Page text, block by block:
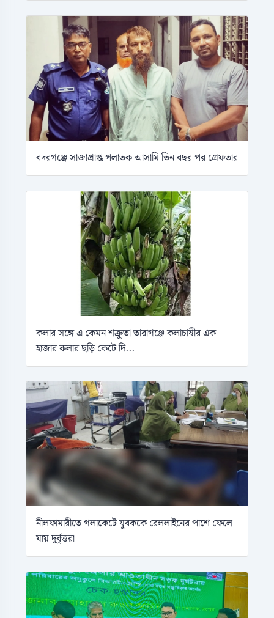
বদরগঞ্জে সাজাপ্রাপ্ত পলাতক আসামি তিন বছর পর গ্রেফতার
কলার সঙ্গে এ কেমন শক্রুতা তারাগঞ্জে কলাচাষীর এক
হাজার কলার ছড়ি কেটে দি...
নীলফামারীতে গলাকেটে যুবককে রেললাইনের পাশে ফেলে
যায় দুর্বৃত্তরা